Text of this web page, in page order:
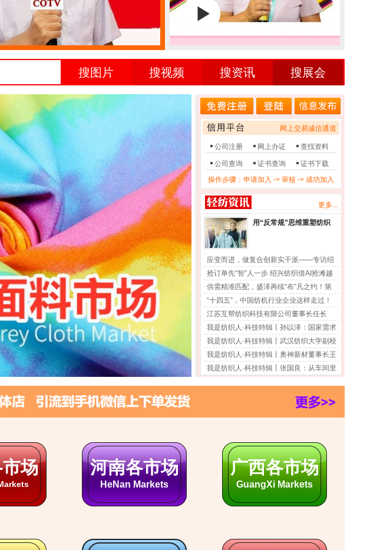
网上交易诚信通道
公司注册 网上办证 查找资料
公司查询 证书查询
证书下载
操作步骤：申请加入 -> 审核 -> 成功加入
更多...
用“反常规”思维重塑纺织
明
应变而进，做复合创新实干派——专访绍
兴市柯桥区华舍政伟纺织品有限公司总经
理鲁正伟
抢订单先“智”人一步 绍兴纺织借AI抢滩越
南市场
供需精准匹配，盛泽再续“布”凡之约！第
三届“中国（盛泽）服装产业链供需对接订
货会”圆满收官
“十四五”，中国纺机行业企业这样走过！
江苏互帮纺织科技有限公司董事长任长
邦：互帮互助，打造国产莱赛尔民族品牌
我是纺织人·科技特辑丨孙以泽：国家需求
是科技创新指挥棒
我是纺织人·科技特辑丨武汉纺织大学副校
长王栋：做纤维世界的追光者
我是纺织人·科技特辑丨奥神新材董事长王
士华：37年潜心坚守，只为一根“黄金丝”
我是纺织人·科技特辑丨张国良：从车间里
展 古镇灯具展 常熟服装城
Changshu Clothing